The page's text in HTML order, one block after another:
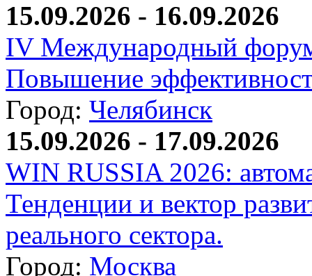
15.09.2026 - 16.09.2026
IV Международный
Повышение
Город: Челябинск
15.09.2026 - 17.09.2026
WIN RUSSIA 2026:
Тенденции и вектор
реального сектора.
Город: Москва